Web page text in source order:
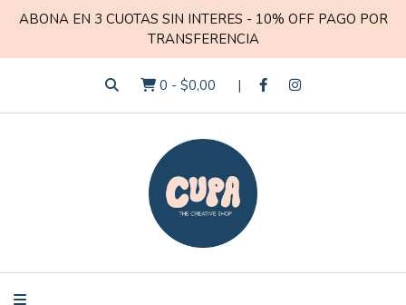
ABONA EN 3 CUOTAS SIN INTERES - 10% OFF PAGO POR
TRANSFERENCIA
0 - $0,00